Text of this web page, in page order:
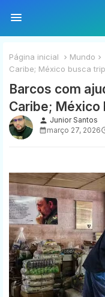
Página inicial Mundo
Caribe; México busca
Barcos com
Caribe; México
person Junior Santos
março 27, 2026